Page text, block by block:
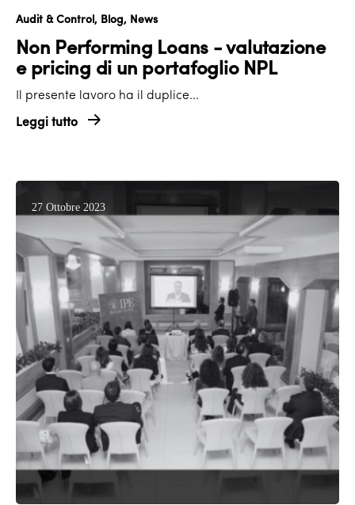
Audit & Control Blog News
Non Performing Loans - valutazione
e pricing di un portafoglio NPL
Il presente lavoro ha il duplice...
Leggi tutto
27 Ottobre 2023